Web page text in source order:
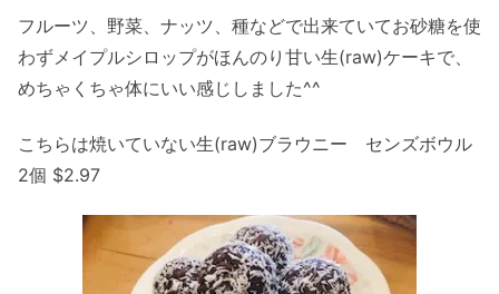
フルーツ、野菜、ナッツ、種などで出来ていてお砂糖を使
わずメイプルシロップがほんのり甘い生(raw)ケーキで、
めちゃくちゃ体にいい感じしました^^
こちらは焼いていない生(raw)ブラウニー センズボウル
2個 $2.97